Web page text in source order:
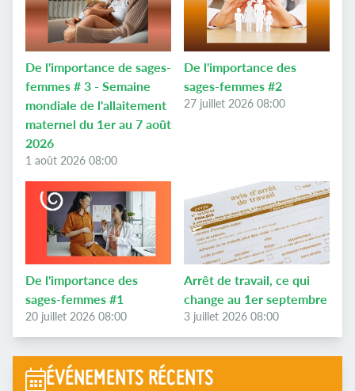
De l'importance de sages-
femmes # 3 - Semaine
mondiale de l'allaitement
maternel du 1er au 7 août
2026
1 août 2026 08:00
De l'importance des
sages-femmes #2
27 juillet 2026 08:00
De l'importance des
sages-femmes #1
20 juillet 2026 08:00
Arrêt de travail, ce qui
change au 1er septembre
3 juillet 2026 08:00
ÉVÉNEMENTS RÉCENTS